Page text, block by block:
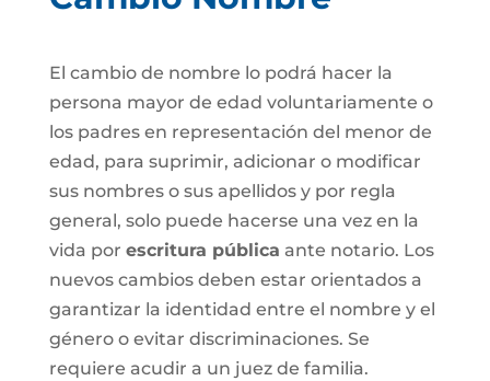
El cambio de nombre lo podrá hacer la
persona mayor de edad voluntariamente o
los padres en representación del menor de
edad, para suprimir, adicionar o modificar
sus nombres o sus apellidos y por regla
general, solo puede hacerse una vez en la
vida por escritura pública ante notario. Los
nuevos cambios deben estar orientados a
garantizar la identidad entre el nombre y el
género o evitar discriminaciones. Se
requiere acudir a un juez de familia.